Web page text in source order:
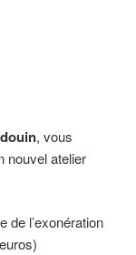
, vous
nouvel atelier
de l’exonération